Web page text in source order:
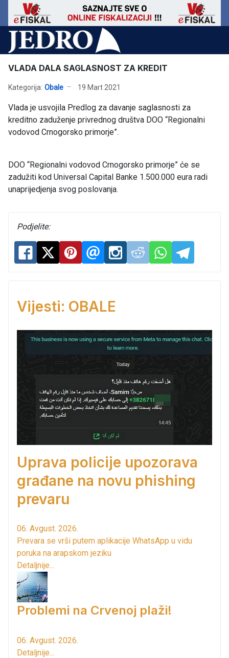
VLADA DALA SAGLASNOST ZA KREDIT
Kategorija: Obale 19 Mart 2021
Vlada je usvojila Predlog za davanje saglasnosti za
kreditno zaduženje privrednog društva DOO “Regionalni
vodovod Crnogorsko primorje”.
DOO “Regionalni vodovod Crnogorsko primorje” će se
zadužiti kod Universal Capital Banke 1.500.000 eura radi
unaprijedjenja svog poslovanja.
Podjelite:
Vijesti: OBALE
Uprava policije upozorava
građane na novu phishing
prevaru
06. Avgust. 2026.
Prevara se vrši putem aplikacije WhatsApp u vidu
poruka na arapskom jeziku
Detaljnije...
Problemi na Crvenoj plaži!
06. Avgust. 2026.
Detaljnije...